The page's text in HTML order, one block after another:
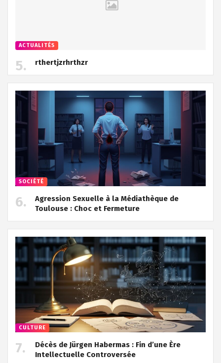
ACTUALITÉS
rthertjzrhrthzr
SOCIÉTÉ
Agression Sexuelle à la Médiathèque de
Toulouse : Choc et Fermeture
CULTURE
Décès de Jürgen Habermas : Fin d’une Ère
Intellectuelle Controversée